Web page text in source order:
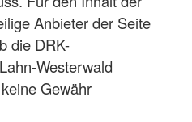
Anbieter der Seite
die DRK-
Westerwald
Gewähr